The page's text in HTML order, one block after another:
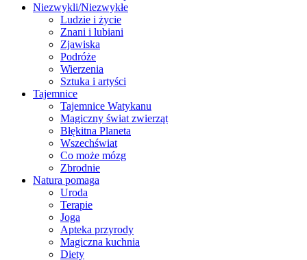
Niezwykli/Niezwykłe
Ludzie i życie
Znani i lubiani
Zjawiska
Podróże
Wierzenia
Sztuka i artyści
Tajemnice
Tajemnice Watykanu
Magiczny świat zwierząt
Błękitna Planeta
Wszechświat
Co może mózg
Zbrodnie
Natura pomaga
Uroda
Terapie
Joga
Apteka przyrody
Magiczna kuchnia
Diety